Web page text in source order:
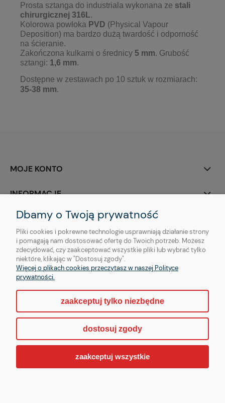
Prosta sztanga do industriala wykonana ze stali
chirurgicznej 316L.
Kolorowa powłoka PVD (Physical Vapour
Deposition) ma bardzo dużą twardość i odporność
na ścieranie.
Zakończona kulkami o średnicy 5 mm. Grubość
sztangi: 1,6 mm.
Dostępne w zestawach po 10 sztuk w rozmiarach:
35-38 mm.
MOJE KONTO
INFORMACJE
O NAS
Copyright © | OTHER Piercing sp. z o. o.
Sklep internetowy Shoper.pl
Dbamy o Twoją prywatność
Pliki cookies i pokrewne technologie usprawniają działanie strony
i pomagają nam dostosować ofertę do Twoich potrzeb. Możesz
zdecydować, czy zaakceptować wszystkie pliki lub wybrać tylko
niektóre, klikając w "Dostosuj zgody".
Więcej o plikach cookies przeczytasz w naszej Polityce
prywatności.
zaakceptuj tylko niezbędne
dostosuj zgody
zaakceptuj wszystkie